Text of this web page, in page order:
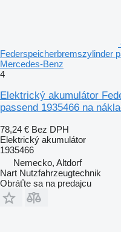
Federspeicherbremszylinder
Mercedes-Benz
4
Elektrický akumulátor
passend 1935466 na
78,24 € Bez DPH
Elektrický akumulátor
1935466
Nemecko, Altdorf
Nart Nutzfahrzeugtechnik
Obráťte sa na predajcu